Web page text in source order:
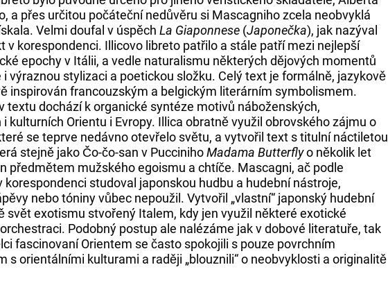
a přes určitou počáteční nedůvěru si Mascagniho zcela neobvyklá
Velmi doufal v úspěch La Giaponnese(Japonečka), jak nazýval
v korespondenci. Illicovo libreto patřilo a stále patří mezi nejlepší
epochy v Itálii, a vedle naturalismu některých dějových momentů
i výraznou stylizaci a poetickou složku. Celý text je formálně, jazykově
inspirován francouzským a belgickým literárním symbolismem.
textu dochází k organické syntéze motivů náboženských,
i kulturních Orientu i Evropy. Illica obratně využil obrovského zájmu o
se teprve nedávno otevřelo světu, a vytvořil text s titulní náctiletou
stejně jako Čo-čo-san v PuccinihoMadama Butterflyo několik let
předmětem mužského egoismu a chtíče. Mascagni, ač podle
korespondenci studoval japonskou hudbu a hudební nástroje,
nebo tóniny vůbec nepoužil. Vytvořil „vlastní“ japonský hudební
svět exotismu stvořený Italem, kdy jen využil některé exotické
Podobný postup ale nalézáme jak v dobové literatuře, tak
fascinovaní Orientem se často spokojili s pouze povrchním
s orientálními kulturami a raději „blouznili“ o neobvyklosti a originalitě